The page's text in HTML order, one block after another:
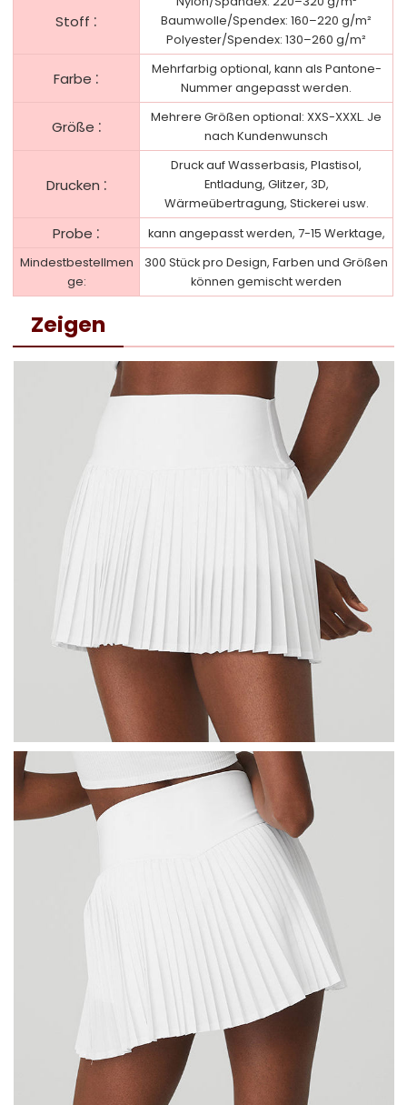
Stoff :
Baumwolle/Spendex: 160–220 g/m²
Polyester/Spendex: 130–260 g/m²
Farbe :
Mehrfarbig optional, kann als Pantone-
Nummer angepasst werden.
Größe :
Mehrere Größen optional: XXS-XXXL. Je
nach Kundenwunsch
Drucken :
Druck auf Wasserbasis, Plastisol,
Entladung, Glitzer, 3D,
Wärmeübertragung, Stickerei usw.
Probe :
kann angepasst werden, 7-15 Werktage,
Mindestbestellmen
ge:
300 Stück pro Design, Farben und Größen
können gemischt werden
Zeigen